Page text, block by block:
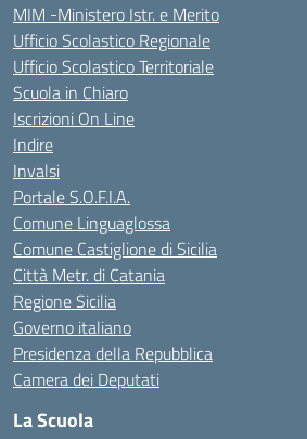
MIM -Ministero Istr. e Merito
Ufficio Scolastico Regionale
Ufficio Scolastico Territoriale
Scuola in Chiaro
Iscrizioni On Line
Indire
Invalsi
Portale S.O.F.I.A.
Comune Linguaglossa
Comune Castiglione di Sicilia
Città Metr. di Catania
Regione Sicilia
Governo italiano
Presidenza della Repubblica
Camera dei Deputati
La Scuola